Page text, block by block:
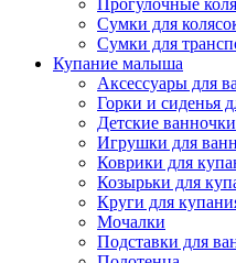
Прогулочные
Сумки для
Сумки для
Купание малыша
Аксессуары для
Горки и сиденья
Детские ванночки
Игрушки для
Коврики для
Козырьки для
Круги для
Мочалки
Подставки для